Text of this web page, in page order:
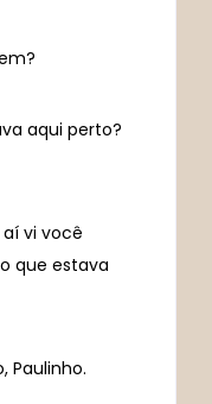
aqui perto?
vi você
que estava
Paulinho.